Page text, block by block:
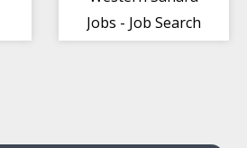
Jobs - Job Search